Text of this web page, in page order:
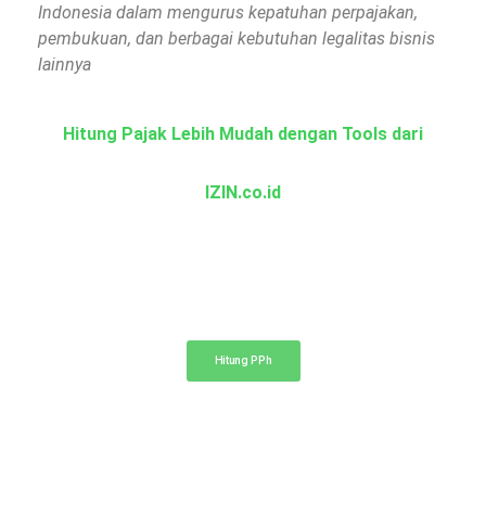
Indonesia dalam mengurus kepatuhan perpajakan,
pembukuan, dan berbagai kebutuhan legalitas bisnis
lainnya
Hitung Pajak Lebih Mudah dengan Tools dari
IZIN.co.id
Hitung PPh